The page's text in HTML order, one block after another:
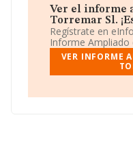
exportadora.
Para llamar las
número 965710513 y
su página web en este
identificación fiscal
Ver el informe
Torremar Sl.
Regístrate en
Informe Ampliado
VER INFORME